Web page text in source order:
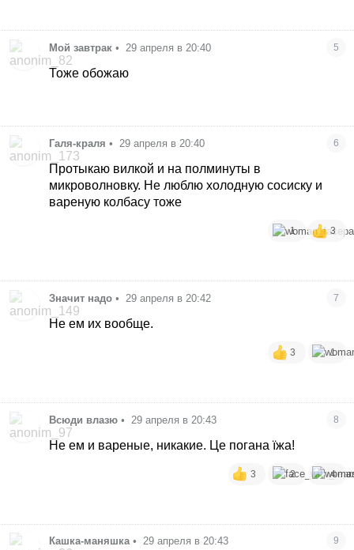
Мой завтрак • 29 апреля в 20:40 5
Тоже обожаю
Галя-краля • 29 апреля в 20:40 6
Протыкаю вилкой и на полминуты в
микроволновку. Не люблю холодную сосиску и
вареную колбасу тоже
1 3
Значит надо • 29 апреля в 20:42 7
Не ем их вообще.
3 1
Всюди влазю • 29 апреля в 20:43 8
Не ем и вареные, никакие. Це погана їжа!
3 2 4
Кашка-маняшка • 29 апреля в 20:43 9